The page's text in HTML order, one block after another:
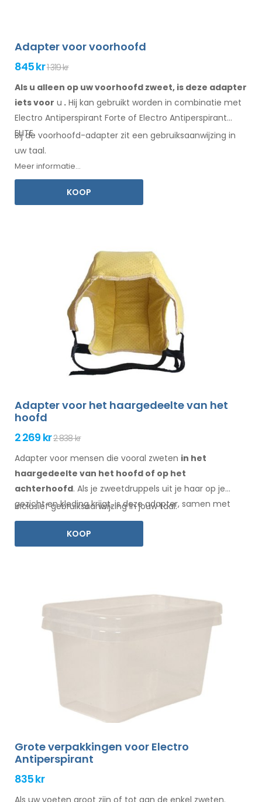
Adapter voor voorhoofd
845 kr1 319 kr
Als u alleen op uw voorhoofd zweet, is deze adapter
iets voor u . Hij kan gebruikt worden in combinatie met
Electro Antiperspirant Forte of Electro Antiperspirant
ELITE.
Bij de voorhoofd-adapter zit een gebruiksaanwijzing in
uw taal.
Meer informatie...
KOOP
Adapter voor het haargedeelte van het
hoofd
2 269 kr2 838 kr
Adapter voor mensen die vooral zweten in het
haargedeelte van het hoofd of op het
achterhoofd. Als je zweetdruppels uit je haar op je
gezichten kledingkrijgt, is deze adapter, samen met
Electro Antiperspirant Forte of Electro Antiperspirant
ELITE, iets voor jou.
Inclusief gebruiksaanwijzing in jouw taal.
KOOP
Grote verpakkingen voor Electro
Antiperspirant
835 kr
Als uw voeten groot zijn of tot aan de enkel zweten.